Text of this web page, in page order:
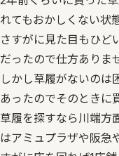
れてもおかしくない状
さすがに見た目もひど
だったので仕方ありま
しかし草履がないのは
あったのでそのときに
草履を探すなら川端方
はアミュプラザや阪急